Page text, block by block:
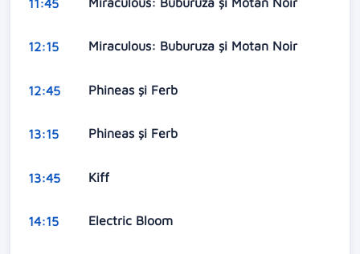
11:45
12:15 Miraculous: Buburuza și Motan Noir
12:45 Phineas și Ferb
13:15 Phineas și Ferb
13:45 Kiff
14:15 Electric Bloom